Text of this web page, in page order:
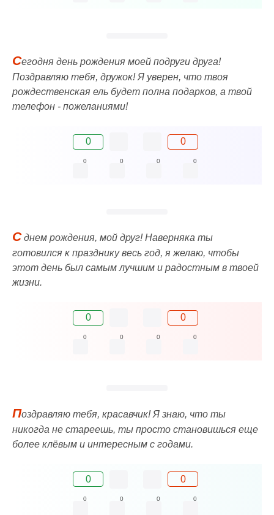
Сегодня день рождения моей подруги друга!
Поздравляю тебя, дружок! Я уверен, что твоя
рождественская ель будет полна подарков, а твой
телефон - пожеланиями!
0 0
0 0 0 0
Сднем рождения, мой друг! Наверняка ты
готовился к празднику весь год, я желаю, чтобы
этот день был самым лучшим и радостным в твоей
жизни.
0 0
0 0 0 0
Поздравляю тебя, красавчик! Я знаю, что ты
никогда не стареешь, ты просто становишься еще
более клёвым и интересным с годами.
0 0
0 0 0 0